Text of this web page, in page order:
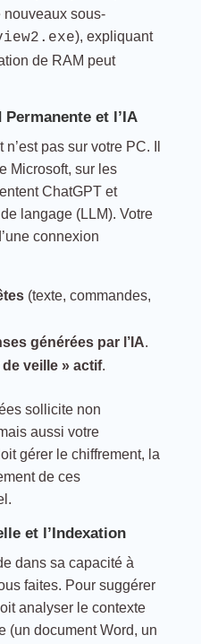
nouveaux sous-
), expliquant
de RAM peut
et l’IA
pas sur votre PC. Il
Microsoft, sur les
ChatGPT et
langage (LLM). Votre
connexion
(texte, commandes,
générées par l’IA.
veille » actif.
sollicite non
aussi votre
gérer le chiffrement, la
de ces
et l’Indexation
dans sa capacité à
faites. Pour suggérer
analyser le contexte
(un document Word, un